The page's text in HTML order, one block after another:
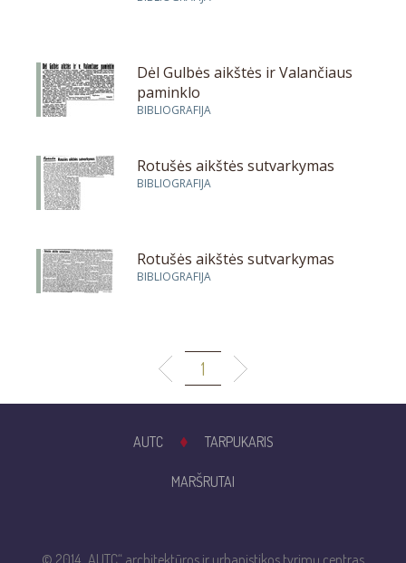
Dėl Gulbės aikštės ir Valančiaus
paminklo
BIBLIOGRAFIJA
Rotušės aikštės sutvarkymas
BIBLIOGRAFIJA
Rotušės aikštės sutvarkymas
BIBLIOGRAFIJA
1
AUTC TARPUKARIS
MARŠRUTAI
© 2014 „AUTC“ architektūros ir urbanistikos tyrimų centras